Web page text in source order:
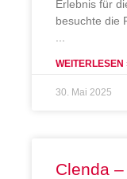
Erlebnis für
besuchte die
WEITERLESEN
30. Mai 2025
Clenda